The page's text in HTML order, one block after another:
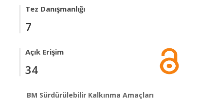
Tez Danışmanlığı
7
Açık Erişim
34
BM Sürdürülebilir Kalkınma Amaçları